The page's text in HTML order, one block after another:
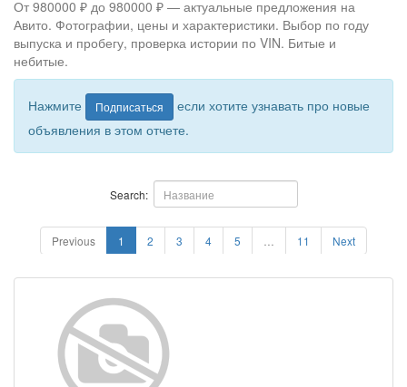
От 980000 ₽ до 980000 ₽ — актуальные предложения на
Авито. Фотографии, цены и характеристики. Выбор по году
выпуска и пробегу, проверка истории по VIN. Битые и
небитые.
Нажмите Подписаться
если хотите узнавать про новые
объявления в этом отчете.
Search:
Previous 1 2 3 4 5 11 Next